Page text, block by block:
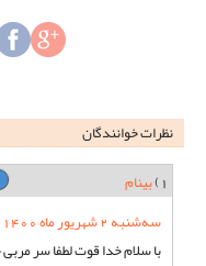
نظرات خوانندگان
1) بینام
سه‌شنبه 2 شهریور ماه 1400 ساعت 14:49
با سلام خدا قوت لطفا سر